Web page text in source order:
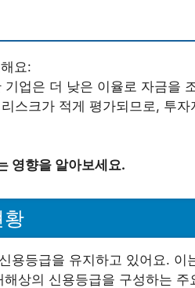
요:
업은 더 낮은 이율로 자금을
스크가 적게 평가되므로, 투
영향을 알아보세요.
황
용등급을 유지하고 있어요. 이
상의 신용등급을 구성하는 주